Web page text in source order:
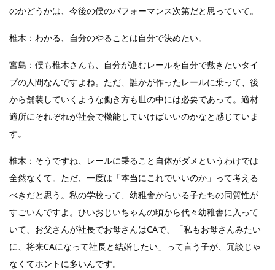
のかどうかは、今後の僕のパフォーマンス次第だと思っていて。
椎木：わかる、自分のやることは自分で決めたい。
宮島：僕も椎木さんも、自分が進むレールを自分で敷きたいタイ
プの人間なんですよね。ただ、誰かが作ったレールに乗って、後
から舗装していくような働き方も世の中には必要であって。適材
適所にそれぞれが社会で機能していけばいいのかなと感じていま
す。
椎木：そうですね、レールに乗ること自体がダメというわけでは
全然なくて。ただ、一度は「本当にこれでいいのか」って考える
べきだと思う。私の学校って、幼稚舎からいる子たちの同質性が
すごいんですよ。ひいおじいちゃんの頃から代々幼稚舎に入って
いて、お父さんが社長でお母さんはCAで、「私もお母さんみたい
に、将来CAになって社長と結婚したい」って言う子が、冗談じゃ
なくてホントに多いんです。